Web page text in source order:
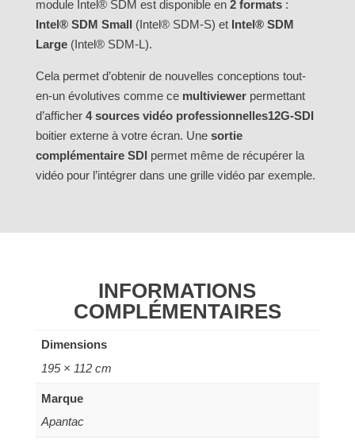
module Intel® SDM est disponible en 2 formats:
Intel® SDM Small (Intel® SDM-S) et Intel® SDM
Large(Intel® SDM-L).
Cela permet d’obtenir de nouvelles conceptions tout-
en-un évolutives comme ce multiviewerpermettant
d’afficher 4 sources vidéo professionnelles12G-SDI
boitier externe à votre écran. Une sortie
complémentaire SDIpermet même de récupérer la
vidéo pour l’intégrer dans une grille vidéo par exemple.
INFORMATIONS
COMPLÉMENTAIRES
Dimensions
195 × 112 cm
Marque
Apantac